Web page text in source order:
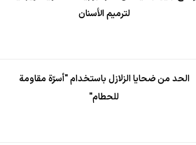
لترميم الأسنان
الحد من ضحايا الزلازل باستخدام "أسرّة مقاومة
للحطام"